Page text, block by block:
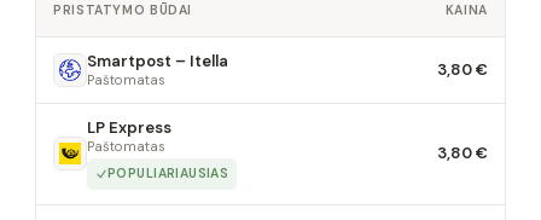
PRISTATYMO BŪDAI KAINA
Smartpost – Itella
Paštomatas 3,80 €
LP Express
Paštomatas
POPULIARIAUSIAS
3,80 €